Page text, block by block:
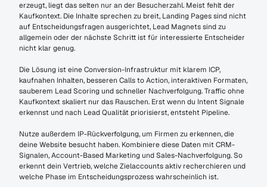
erzeugt, liegt das selten nur an der Besucherzahl. Meist fehlt der
Kaufkontext. Die Inhalte sprechen zu breit, Landing Pages sind nicht
auf Entscheidungsfragen ausgerichtet, Lead Magnets sind zu
allgemein oder der nächste Schritt ist für interessierte Entscheider
nicht klar genug.
Die Lösung ist eine Conversion-Infrastruktur mit klarem ICP,
kaufnahen Inhalten, besseren Calls to Action, interaktiven Formaten,
sauberem Lead Scoring und schneller Nachverfolgung. Traffic ohne
Kaufkontext skaliert nur das Rauschen. Erst wenn du Intent Signale
erkennst und nach Lead Qualität priorisierst, entsteht Pipeline.
Nutze außerdem IP-Rückverfolgung, um Firmen zu erkennen, die
deine Website besucht haben. Kombiniere diese Daten mit CRM-
Signalen, Account-Based Marketing und Sales-Nachverfolgung. So
erkennt dein Vertrieb, welche Zielaccounts aktiv recherchieren und
welche Phase im Entscheidungsprozess wahrscheinlich ist.